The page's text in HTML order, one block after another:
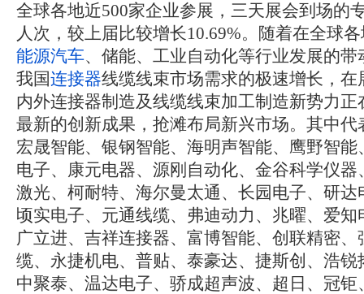
全球各地近500家企业参展，三天展会到场的
人次，较上届比较增长10.69%。随着在全球
能源汽车、储能、工业自动化等行业发展的
我国连接器线缆线束市场需求的极速增长，在
内外连接器制造及线缆线束加工制造新势力
最新的创新成果，抢滩布局新兴市场。其中代
宏晟智能、银钢智能、海明声智能、鹰野智
电子、康元电器、源刚自动化、金谷科学仪
激光、柯耐特、海尔曼太通、长园电子、研达
顷实电子、元通线缆、弗迪动力、兆曜、爱
广立进、吉祥连接器、富博智能、创联精密、
缆、永捷机电、普贴、泰豪达、捷斯创、浩锐
中聚泰、温达电子、骄成超声波、超日、冠